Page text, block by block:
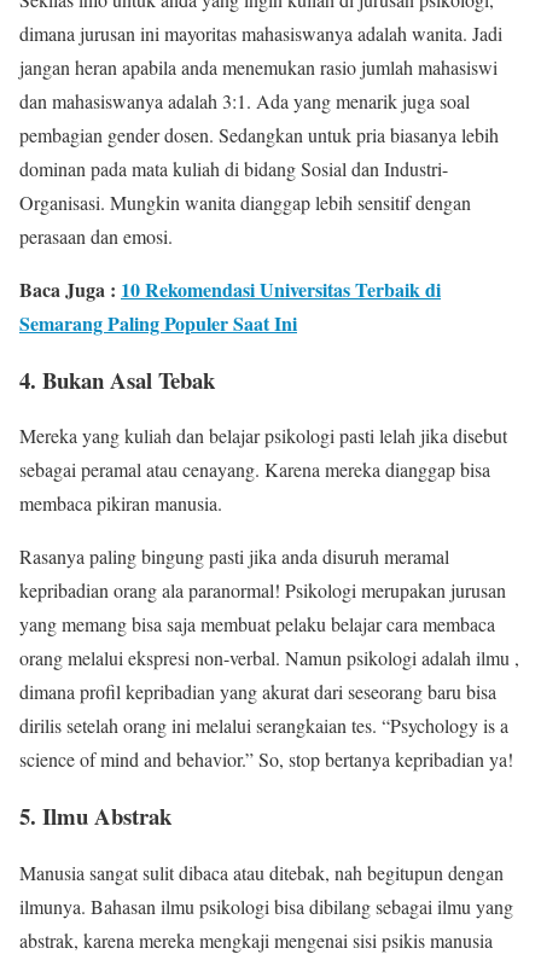
dimana jurusan ini mayoritas mahasiswanya adalah wanita. Jadi
jangan heran apabila anda menemukan rasio jumlah mahasiswi
dan mahasiswanya adalah 3:1. Ada yang menarik juga soal
pembagian gender dosen. Sedangkan untuk pria biasanya lebih
dominan pada mata kuliah di bidang Sosial dan Industri-
Organisasi. Mungkin wanita dianggap lebih sensitif dengan
perasaan dan emosi.
Baca Juga : 10 Rekomendasi Universitas Terbaik di
Semarang Paling Populer Saat Ini
4. Bukan Asal Tebak
Mereka yang kuliah dan belajar psikologi pasti lelah jika disebut
sebagai peramal atau cenayang. Karena mereka dianggap bisa
membaca pikiran manusia.
Rasanya paling bingung pasti jika anda disuruh meramal
kepribadian orang ala paranormal! Psikologi merupakan jurusan
yang memang bisa saja membuat pelaku belajar cara membaca
orang melalui ekspresi non-verbal. Namun psikologi adalah ilmu ,
dimana profil kepribadian yang akurat dari seseorang baru bisa
dirilis setelah orang ini melalui serangkaian tes. “Psychology is a
science of mind and behavior.” So, stop bertanya kepribadian ya!
5. Ilmu Abstrak
Manusia sangat sulit dibaca atau ditebak, nah begitupun dengan
ilmunya. Bahasan ilmu psikologi bisa dibilang sebagai ilmu yang
abstrak, karena mereka mengkaji mengenai sisi psikis manusia